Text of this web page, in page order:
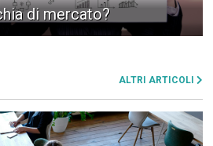
di mercato?
ALTRI ARTICOLI